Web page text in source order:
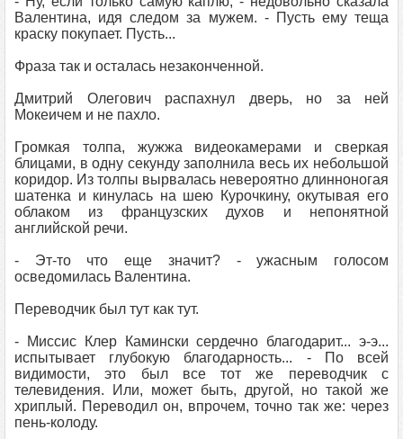
Валентина, идя следом за мужем. - Пусть ему теща
краску покупает. Пусть...
Фраза так и осталась незаконченной.
Дмитрий Олегович распахнул дверь, но за ней
Мокеичем и не пахло.
Громкая толпа, жужжа видеокамерами и сверкая
блицами, в одну секунду заполнила весь их небольшой
коридор. Из толпы вырвалась невероятно длинноногая
шатенка и кинулась на шею Курочкину, окутывая его
облаком из французских духов и непонятной
английской речи.
- Эт-то что еще значит? - ужасным голосом
осведомилась Валентина.
Переводчик был тут как тут.
- Миссис Клер Камински сердечно благодарит... э-э...
испытывает глубокую благодарность... - По всей
видимости, это был все тот же переводчик с
телевидения. Или, может быть, другой, но такой же
хриплый. Переводил он, впрочем, точно так же: через
пень-колоду.